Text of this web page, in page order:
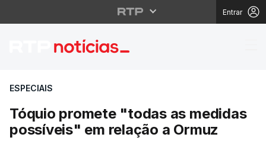
Entrar
Tóquio promete
ESPECIAIS
Tóquio promete "todas as medidas
possíveis" em relação a Ormuz